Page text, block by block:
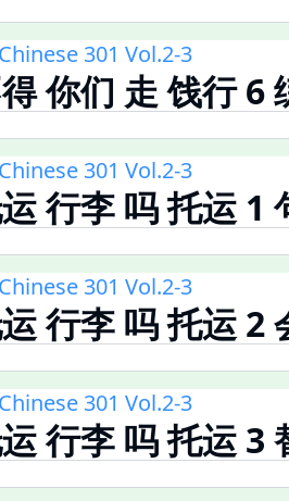
301 Vol.2-3
你们 走 饯行 6
301 Vol.2-3
行李 吗 托运 1
301 Vol.2-3
行李 吗 托运 2
301 Vol.2-3
行李 吗 托运 3